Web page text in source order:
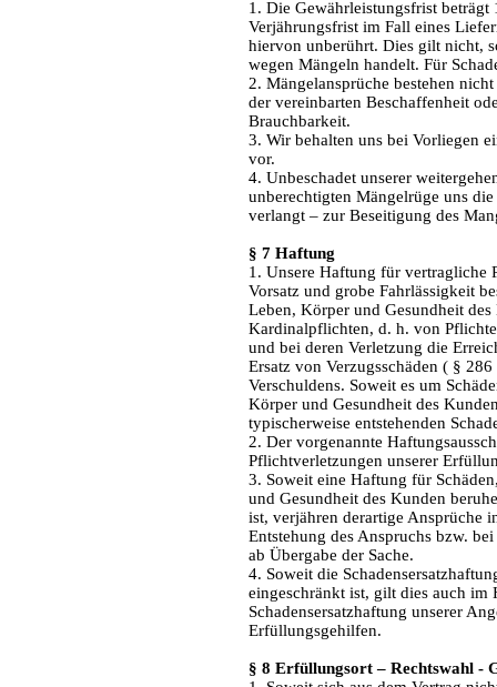
1. Die Gewährleistungsfrist
Verjährungsfrist im Fall eines
hiervon unberührt. Dies gilt nicht,
wegen Mängeln handelt. Für
2. Mängelansprüche bestehen
der vereinbarten Beschaffenheit
Brauchbarkeit.
3. Wir behalten uns bei Vorliegen
vor.
4. Unbeschadet unserer
unberechtigten Mängelrüge uns
verlangt – zur Beseitigung des
§ 7 Haftung
1. Unsere Haftung für vertragliche
Vorsatz und grobe Fahrlässigkeit
Leben, Körper und Gesundheit
Kardinalpflichten, d. h. von
und bei deren Verletzung die
Ersatz von Verzugsschäden ( §
Verschuldens. Soweit es um
Körper und Gesundheit des
typischerweise entstehenden
2. Der vorgenannte
Pflichtverletzungen unserer
3. Soweit eine Haftung für
und Gesundheit des Kunden
ist, verjähren derartige Ansprüche
Entstehung des Anspruchs bzw.
ab Übergabe der Sache.
4. Soweit die
eingeschränkt ist, gilt dies auch
Schadensersatzhaftung unserer
Erfüllungsgehilfen.
§ 8 Erfüllungsort – Rechtswahl -